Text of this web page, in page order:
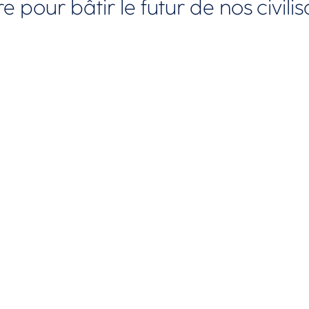
pour bâtir le futur de nos